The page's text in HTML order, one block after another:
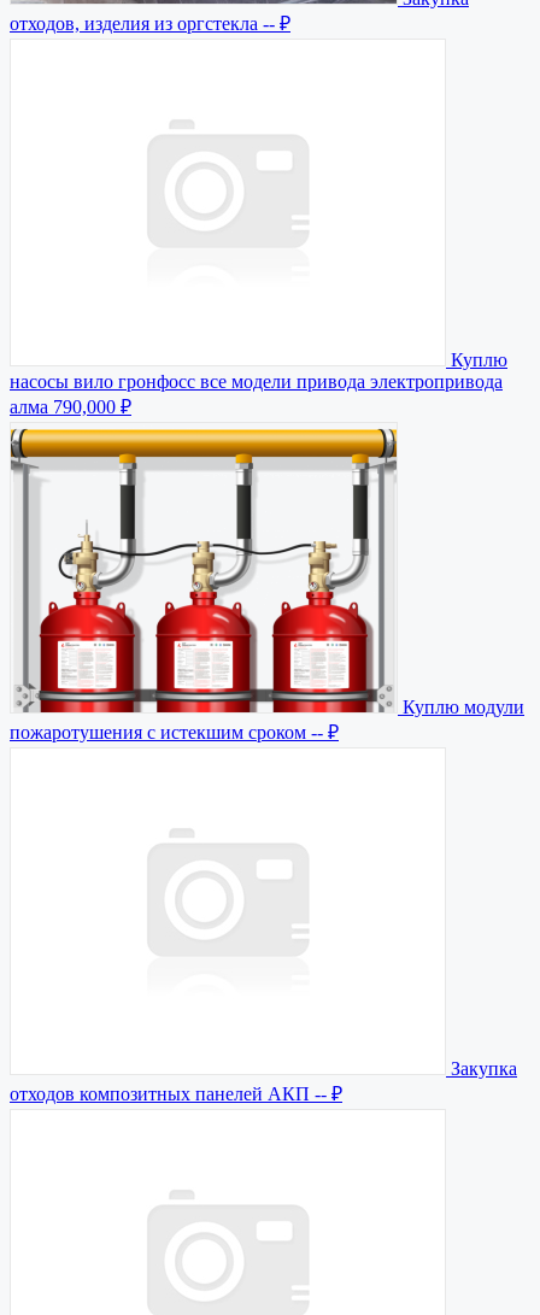
отходов, изделия из оргстекла -- ₽
Куплю
насосы вило гронфосс все модели привода электропривода
алма 790,000 ₽
Куплю модули
пожаротушения с истекшим сроком -- ₽
Закупка
отходов композитных панелей АКП -- ₽